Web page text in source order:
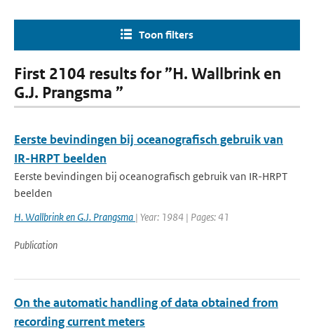
Toon filters
First 2104 results for ”H. Wallbrink en
G.J. Prangsma ”
Eerste bevindingen bij oceanografisch gebruik van
IR-HRPT beelden
Eerste bevindingen bij oceanografisch gebruik van IR-HRPT
beelden
H. Wallbrink en G.J. Prangsma | Year: 1984 | Pages: 41
Publication
On the automatic handling of data obtained from
recording current meters